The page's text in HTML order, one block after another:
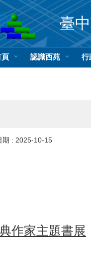
臺
頁 認識西苑 行
期 : 2025-10-15
作家主題書展